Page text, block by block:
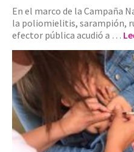
En el marco de la Campaña
la poliomielitis, sarampión,
efector pública acudió a …